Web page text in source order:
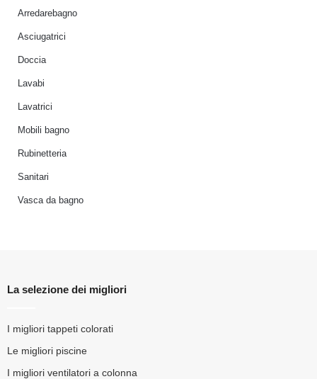
Arredarebagno
Asciugatrici
Doccia
Lavabi
Lavatrici
Mobili bagno
Rubinetteria
Sanitari
Vasca da bagno
La selezione dei migliori
I migliori tappeti colorati
Le migliori piscine
I migliori ventilatori a colonna